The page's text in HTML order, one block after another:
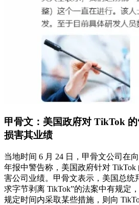
甲骨文：美国政府对 TikTok
损害其业绩
当地时间 6 月 24 日，甲骨文公司在
年报中警告称，美国政府针对 TikTok
害公司业绩。甲骨文表示，美国总统
求字节剥离 TikTok”的法案中有规定
规定时间内采取某些措施，则向